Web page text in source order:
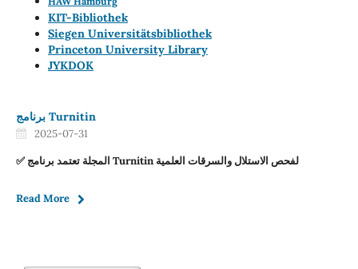
KIT-Bibliothek
Siegen Universitätsbibliothek
Princeton University Library
JYKDOK
برنامج Turnitin
2025-07-31
✅ المجلة تعتمد برنامج Turnitin لفحص الاستلال والسرقات العلمية
Read More